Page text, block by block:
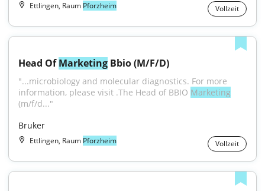
Ettlingen, Raum Pforzheim Vollzeit
Head Of Marketing Bbio (M/F/D)
"...microbiology and molecular diagnostics. For more
information, please visit .The Head of BBIO Marketing
(m/f/d..."
Bruker
Ettlingen, Raum Pforzheim Vollzeit